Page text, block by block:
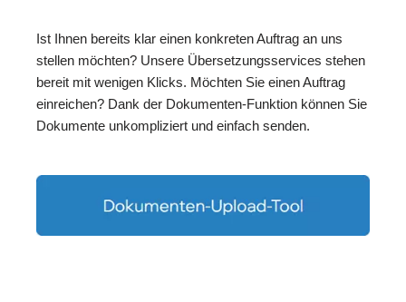
Ist Ihnen bereits klar einen konkreten Auftrag an uns
stellen möchten? Unsere Übersetzungsservices stehen
bereit mit wenigen Klicks. Möchten Sie einen Auftrag
einreichen? Dank der Dokumenten-Funktion können Sie
Dokumente unkompliziert und einfach senden.